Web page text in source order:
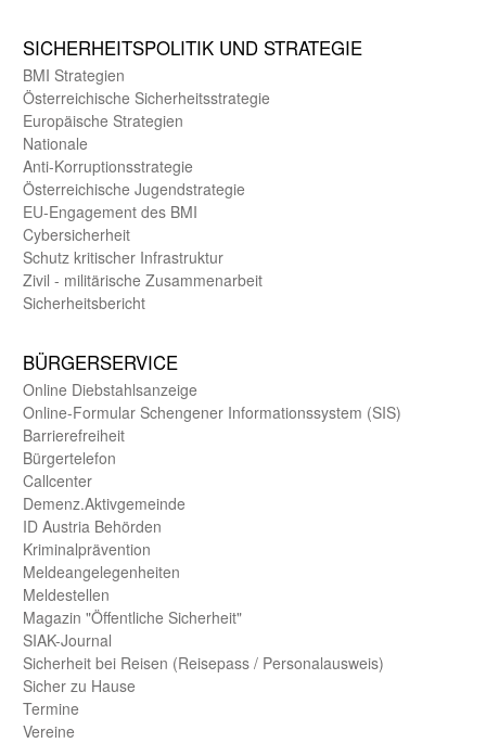
SICHER­HEITS­POLITIK UND STRATEGIE
BMI Strategien
Öster­reichische Sicherheits­strategie
Europäische Strategien
Nationale
Anti-Korruptions­strategie
Öster­reichische Jugend­strategie
EU-Engagement des BMI
Cybersicherheit
Schutz kritischer Infra­struktur
Zivil - militärische Zusammen­arbeit
Sicherheits­bericht
BÜRGER­SERVICE
Online Diebstahls­anzeige
Online-Formular Schengener Informationssystem (SIS)
Barriere­freiheit
Bürger­telefon
Call­center
Demenz.Aktiv­gemeinde
ID Austria Behörden
Kriminal­prävention
Melde­an­ge­le­gen­heiten
Meld­estellen
Magazin "Öffentliche Sicherheit"
SIAK-Journal
Sicherheit bei Reisen (Reise­pass / Personal­ausweis)
Sicher zu Hause
Termine
Vereine